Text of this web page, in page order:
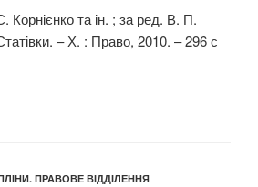
Корнієнко та ін. ; за ред. В. П.
– Х. : Право, 2010. – 296 с
ПРАВОВЕ ВІДДІЛЕННЯ